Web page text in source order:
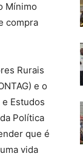
Mínimo
compra
Rurais
e o
Estudos
Política
que é
vida